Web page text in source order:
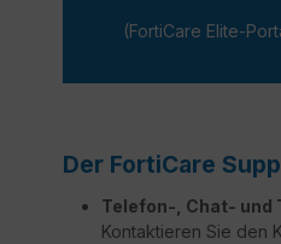
(FortiCare Elite-
Der FortiCare
Telefon-, Chat- und
Kontaktieren Sie den